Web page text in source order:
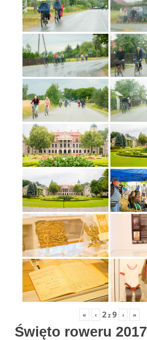
« ‹ 2z9 › »
Święto roweru 2017